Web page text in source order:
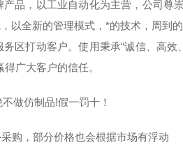
品，以工业自动化为主营，公司尊
以全新的管理模式，*的技术，周到
区打动客户。使用秉承“诚信、高效
广大客户的信任。
做仿制品!假一罚十！
购，部分价格也会根据市场有浮动